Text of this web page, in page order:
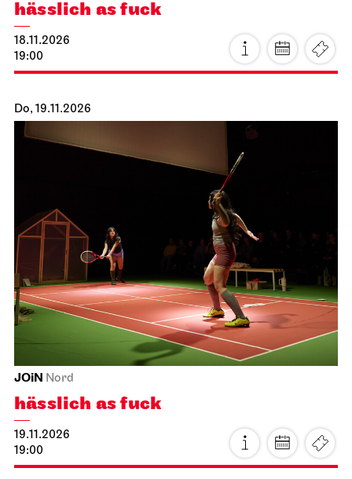
hässlich as fuck
18.11.2026
19:00
Do, 19.11.2026
JOiN Nord
hässlich as fuck
19.11.2026
19:00